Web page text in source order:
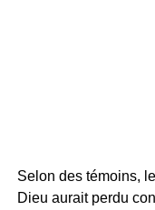
Selon des témoins,
Dieu aurait perdu